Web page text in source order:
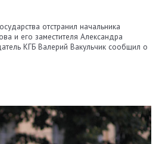
отстранил начальника
и его заместителя Александра
КГБ Валерий Вакульчик сообщил о